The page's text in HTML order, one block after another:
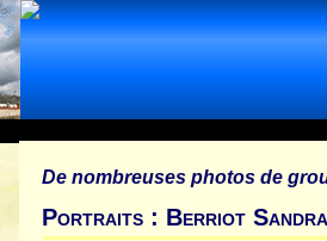
De nombreuses photos de
Portraits : Berriot